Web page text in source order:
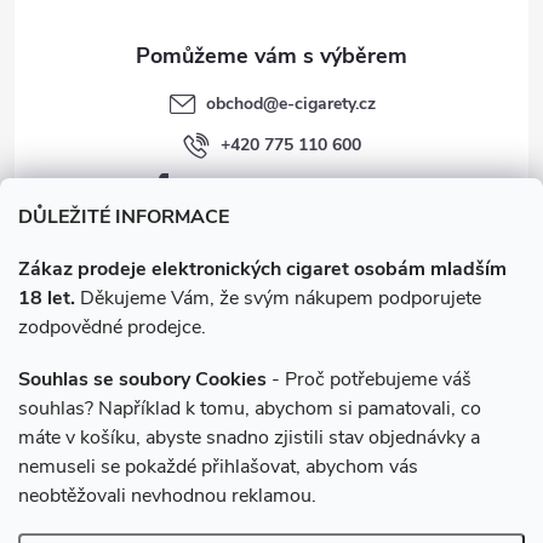
DŮLEŽITÉ INFORMACE
Zákaz prodeje elektronických cigaret osobám mladším
18 let. Děkujeme Vám, že svým nákupem podporujete
zodpovědné prodejce.
Souhlas se soubory Cookies - Proč potřebujeme váš
souhlas? Například k tomu, abychom si pamatovali, co
máte v košíku, abyste snadno zjistili stav objednávky a
nemuseli se pokaždé přihlašovat, abychom vás
neobtěžovali nevhodnou reklamou.
obchod@e-cigarety.cz
+420 775 110 600
Instagram